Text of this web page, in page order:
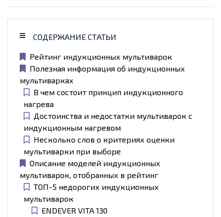
СОДЕРЖАНИЕ СТАТЬИ
Рейтинг индукционных мультиварок
Полезная информация об индукционных
мультиварках
В чем состоит принцип индукционного
нагрева
Достоинства и недостатки мультиварок с
индукционным нагревом
Несколько слов о критериях оценки
мультиварки при выборе
Описание моделей индукционных
мультиварок, отобранных в рейтинг
ТОП-5 недорогих индукционных
мультиварок
ENDEVER VITA 130